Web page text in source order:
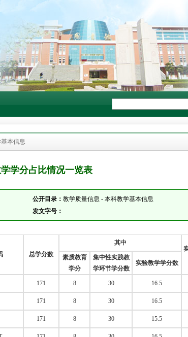
本信息
学分占比情况一览表
公开目录： 教学质量信息 - 本科教学基本信息
发文字号：
总学分数
其中
素质教育
学分
集中性实践教
学环节学分数
实验教学学分数
171 8 30 16.5
171 8 30 16.5
171 8 30 15.5